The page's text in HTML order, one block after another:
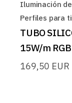
Iluminación
Perfiles para
TUBO
15W/m
169,50 EUR